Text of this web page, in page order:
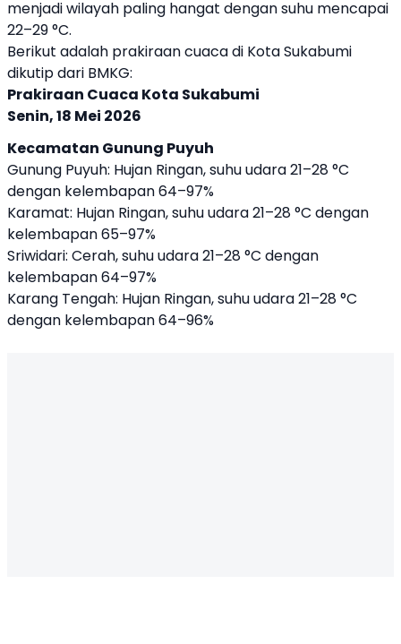
menjadi wilayah paling hangat dengan suhu mencapai
22–29 °C.
Berikut adalah prakiraan cuaca di Kota Sukabumi
dikutip dari BMKG:
Prakiraan Cuaca Kota Sukabumi
Senin, 18 Mei 2026
Kecamatan Gunung Puyuh
Gunung Puyuh: Hujan Ringan, suhu udara 21–28 °C
dengan kelembapan 64–97%
Karamat: Hujan Ringan, suhu udara 21–28 °C dengan
kelembapan 65–97%
Sriwidari: Cerah, suhu udara 21–28 °C dengan
kelembapan 64–97%
Karang Tengah: Hujan Ringan, suhu udara 21–28 °C
dengan kelembapan 64–96%